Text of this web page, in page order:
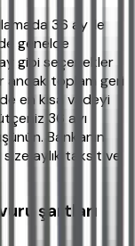
36 ay ile
genelde
gibi seçenekler
ancak toplam geri
en kısa vadeyi
36 ayı
Bankanın
size aylık taksit ve
şartları